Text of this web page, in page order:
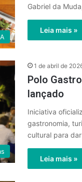
Gabriel da
Leia mais »
1 de abril de
Polo
lançado
Iniciativa
gastronomia,
cultural para
Leia mais »